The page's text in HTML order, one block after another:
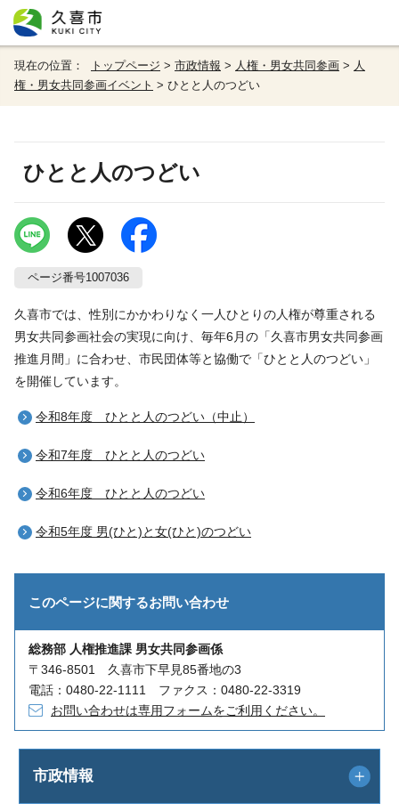
現在の位置： トップページ > 市政情報 > 人権・男女共同参画 > 人
権・男女共同参画イベント > ひとと人のつどい
ひとと人のつどい
ページ番号1007036
久喜市では、性別にかかわりなく一人ひとりの人権が尊重される
男女共同参画社会の実現に向け、毎年6月の「久喜市男女共同参画
推進月間」に合わせ、市民団体等と協働で「ひとと人のつどい」
を開催しています。
令和8年度 ひとと人のつどい（中止）
令和7年度 ひとと人のつどい
令和6年度 ひとと人のつどい
令和5年度 男(ひと)と女(ひと)のつどい
このページに関するお問い合わせ
総務部 人権推進課 男女共同参画係
〒346-8501 久喜市下早見85番地の3
電話：0480-22-1111 ファクス：0480-22-3319
お問い合わせは専用フォームをご利用ください。
市政情報